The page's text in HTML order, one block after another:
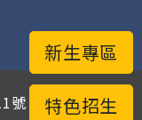
特色招生
新生專區
/ 電話總機:03-